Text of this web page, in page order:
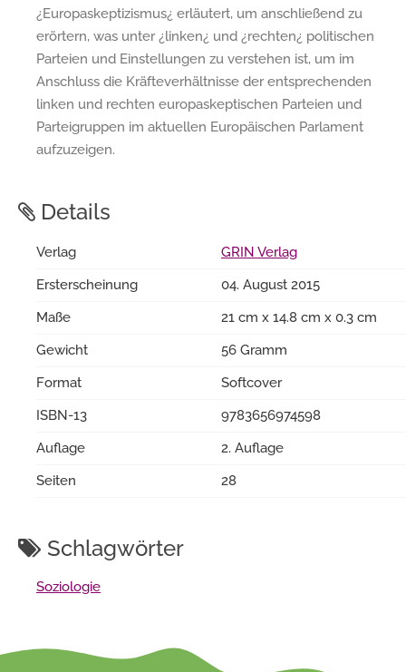
¿Europaskeptizismus¿ erläutert, um anschließend zu
erörtern, was unter ¿linken¿ und ¿rechten¿ politischen
Parteien und Einstellungen zu verstehen ist, um im
Anschluss die Kräfteverhältnisse der entsprechenden
linken und rechten europaskeptischen Parteien und
Parteigruppen im aktuellen Europäischen Parlament
aufzuzeigen.
Details
Verlag
GRIN Verlag
Ersterscheinung
04. August 2015
Maße
21 cm x 14.8 cm x 0.3 cm
Gewicht
56 Gramm
Format
Softcover
ISBN-13
9783656974598
Auflage
2. Auflage
Seiten
28
Schlagwörter
Soziologie